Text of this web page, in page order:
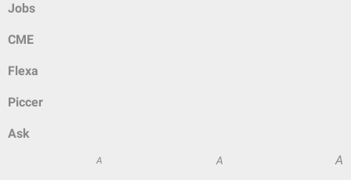
Jobs
CME
Flexa
Piccer
Ask
A A A